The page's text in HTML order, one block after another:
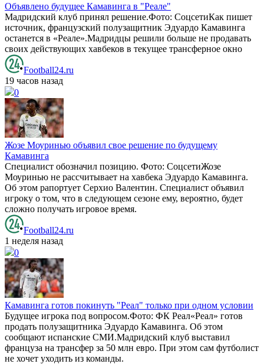
Объявлено будущее Камавинга в "Реале"
Мадридский клуб принял решение.Фото: СоцсетиКак пишет
источник, французский полузащитник Эдуардо Камавинга
останется в «Реале».Мадридцы решили больше не продавать
своих действующих хавбеков в текущее трансферное окно
Football24.ru
19 часов назад
0
Жозе Моуринью объявил свое решение по будущему
Камавинга
Специалист обозначил позицию. Фото: СоцсетиЖозе
Моуринью не рассчитывает на хавбека Эдуардо Камавинга.
Об этом рапортует Серхио Валентин. Специалист объявил
игроку о том, что в следующем сезоне ему, вероятно, будет
сложно получать игровое время.
Football24.ru
1 неделя назад
0
Камавинга готов покинуть "Реал" только при одном условии
Будущее игрока под вопросом.Фото: ФК Реал«Реал» готов
продать полузащитника Эдуардо Камавинга. Об этом
сообщают испанские СМИ.Мадридский клуб выставил
француза на трансфер за 50 млн евро. При этом сам футболист
не хочет уходить из команды.